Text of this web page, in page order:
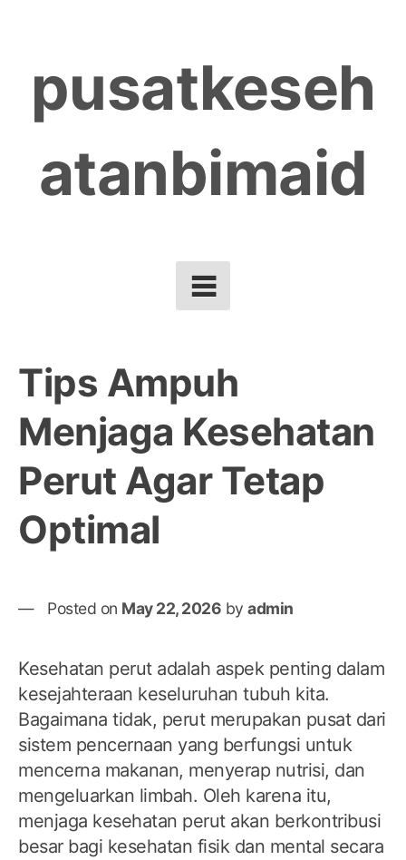
content
pusatkeseh
atanbimaid
Tips Ampuh
Menjaga Kesehatan
Perut Agar Tetap
Optimal
Posted on May 22, 2026 by admin
Kesehatan perut adalah aspek penting dalam
kesejahteraan keseluruhan tubuh kita.
Bagaimana tidak, perut merupakan pusat dari
sistem pencernaan yang berfungsi untuk
mencerna makanan, menyerap nutrisi, dan
mengeluarkan limbah. Oleh karena itu,
menjaga kesehatan perut akan berkontribusi
besar bagi kesehatan fisik dan mental secara